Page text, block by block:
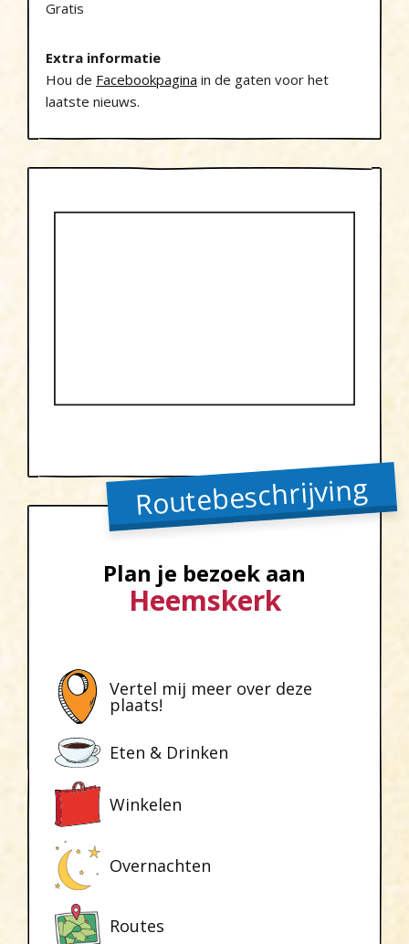
Gratis
Extra informatie
Hou de Facebookpagina in de gaten voor het
laatste nieuws.
Routebeschrijving
Plan je bezoek aan
Heemskerk
Vertel mij meer over deze
plaats!
Eten & Drinken
Winkelen
Overnachten
Routes